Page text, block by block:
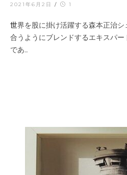
2021年6月2日 / 1
世界を股に掛け活躍する森本正治シェフは、和食を米国人の舌に
合うようにブレンドするエキスパ
であ…